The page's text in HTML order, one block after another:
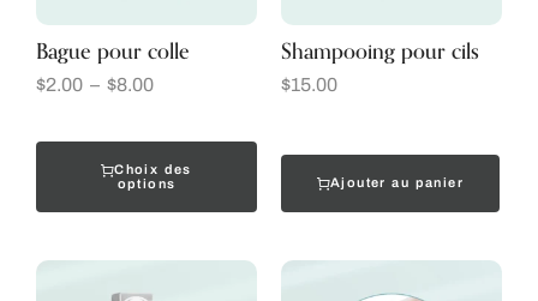
Bague pour colle
$2.00 – $8.00
Choix des
options
Shampooing pour cils
$15.00
Ajouter au panier